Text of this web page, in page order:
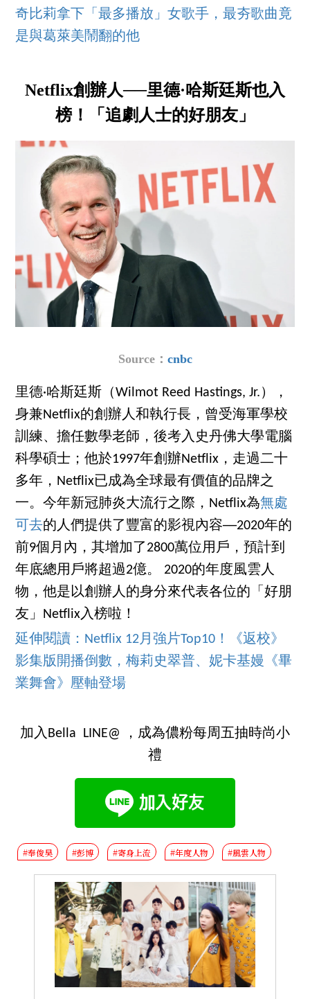
奇比莉拿下「最多播放」女歌手，最夯歌曲竟
是與葛萊美鬧翻的他
Netflix創辦人──里德·哈斯廷斯也入
榜！「追劇人士的好朋友」
Source： cnbc
里德·哈斯廷斯（Wilmot Reed Hastings, Jr.），
身兼Netflix的創辦人和執行長，曾受海軍學校
訓練、擔任數學老師，後考入史丹佛大學電腦
科學碩士；他於1997年創辦Netflix，走過二十
多年，Netflix已成為全球最有價值的品牌之
一。今年新冠肺炎大流行之際，Netflix為無處
可去的人們提供了豐富的影視內容──2020年的
前9個月內，其增加了2800萬位用戶，預計到
年底總用戶將超過2億。 2020的年度風雲人
物，他是以創辦人的身分來代表各位的「好朋
友」Netflix入榜啦！
延伸閱讀：Netflix 12月強片Top10！《返校》
影集版開播倒數，梅莉史翠普、妮卡基嫚《畢
業舞會》壓軸登場
加入Bella LINE@ ，成為儂粉每周五抽時尚小
禮
#奉俊昊 #彭博 #寄身上流 #年度人物 #風雲人物